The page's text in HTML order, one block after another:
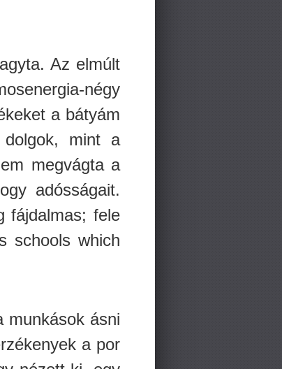
Az elmúlt
négy
a bátyám
mint a
megvágta a
adósságait.
fájdalmas; fele
schools which
munkások ásni
a por